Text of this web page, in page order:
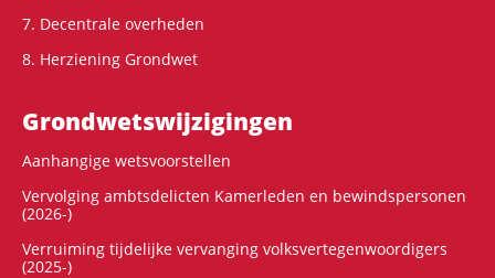
7. Decentrale overheden
8. Herziening Grondwet
Grondwets­wijzigingen
Aanhangige wetsvoorstellen
Vervolging ambtsdelicten Kamerleden en bewindspersonen
(2026-)
Verruiming tijdelijke vervanging volksvertegenwoordigers
(2025-)